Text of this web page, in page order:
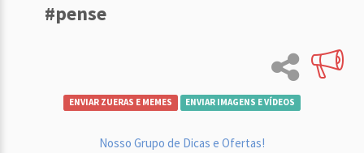
#pense
ENVIAR ZUERAS E MEMES ENVIAR IMAGENS E VÍDEOS
Nosso Grupo de Dicas e Ofertas!